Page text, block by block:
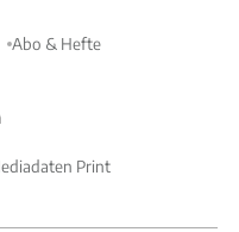
Abo & Hefte
Print